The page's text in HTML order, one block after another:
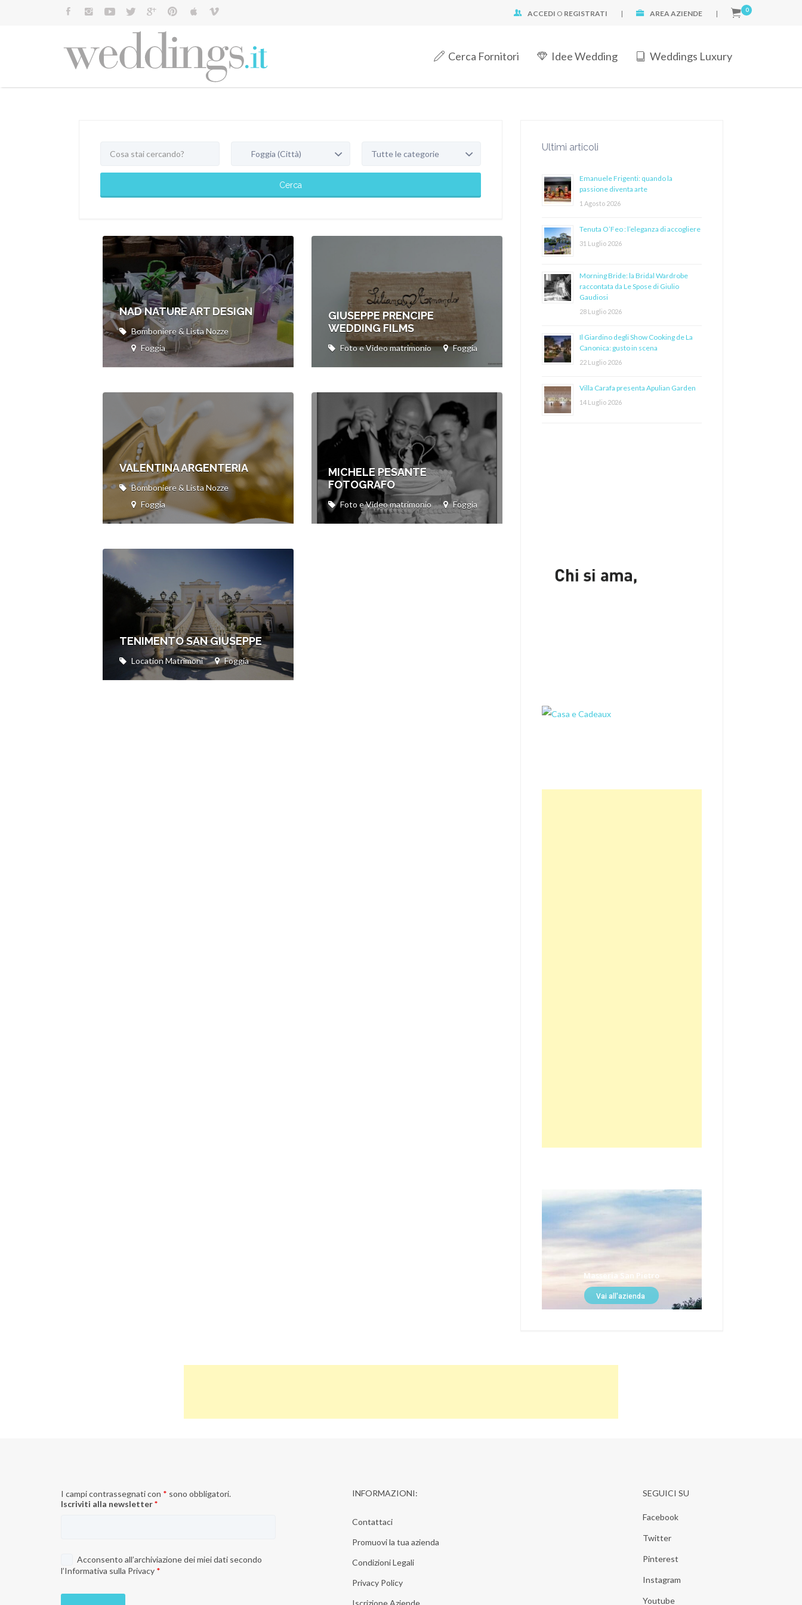
ACCEDI O REGISTRATI | AREA AZIENDE | 0
Cerca Fornitori Idee Wedding Weddings Luxury
Cerca:
Foggia (Città) Tutte le categorie
Cerca
NAD NATURE ART DESIGN
Bomboniere & Lista Nozze
Foggia
GIUSEPPE PRENCIPE
WEDDING FILMS
Foto e Video matrimonio Foggia
VALENTINA ARGENTERIA
Bomboniere & Lista Nozze
Foggia
MICHELE PESANTE
FOTOGRAFO
Foto e Video matrimonio Foggia
TENIMENTO SAN GIUSEPPE
Location Matrimoni Foggia
Ultimi articoli
Emanuele Frigenti: quando la
passione diventa arte
1 Agosto 2026
Tenuta O’Feo : l’eleganza di accogliere
31 Luglio 2026
Morning Bride: la Bridal Wardrobe
raccontata da Le Spose di Giulio
Gaudiosi
28 Luglio 2026
Il Giardino degli Show Cooking de La
Canonica: gusto in scena
22 Luglio 2026
Villa Carafa presenta Apulian Garden
14 Luglio 2026
Masseria San Pietro
Vai all'azienda
I campi contrassegnati con * sono obbligatori.
Iscriviti alla newsletter*
Acconsento all’archiviazione dei miei dati secondo
l’Informativa sulla Privacy *
INFORMAZIONI:
Contattaci
Promuovi la tua azienda
Condizioni Legali
Privacy Policy
SEGUICI SU
Facebook
Twitter
Pinterest
Instagram
Youtube